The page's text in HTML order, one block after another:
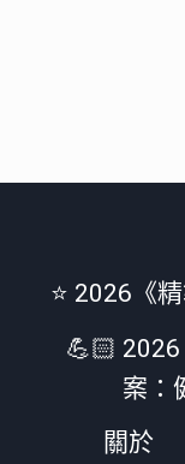
⭐️ 2026《
💪🏻 2026
案：
關於